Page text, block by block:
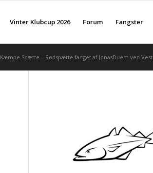
Vinter Klubcup 2026 Forum Fangster
Kæmpe Spætte – Rødspætte fanget af JonasDuem ved